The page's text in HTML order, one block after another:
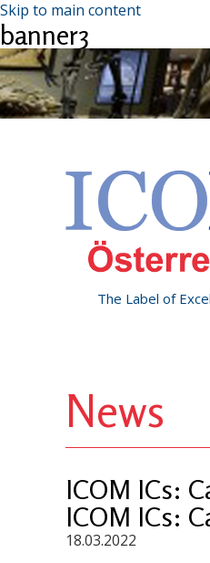
Skip to main content
banner3
The Label of
News
ICOM ICs:
ICOM ICs:
18.03.2022